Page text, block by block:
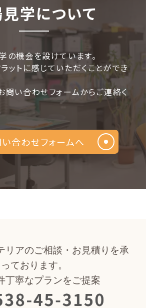
学について
の機会を設けています。
ットに感じていただくことができ
問い合わせフォームからご連絡く
合わせフォームへ
リアのご相談・お見積りを承
っております。
丁寧なプランをご提案